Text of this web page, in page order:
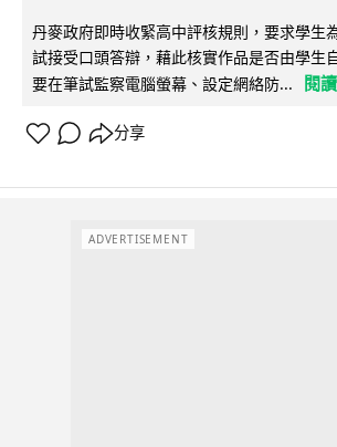
丹麥政府即時收緊高中評核規則，要求學生
試接受口頭答辯，藉此核實作品是否由學生
要在筆試監察電腦螢幕、設定網絡防...
閱
分享
ADVERTISEMENT